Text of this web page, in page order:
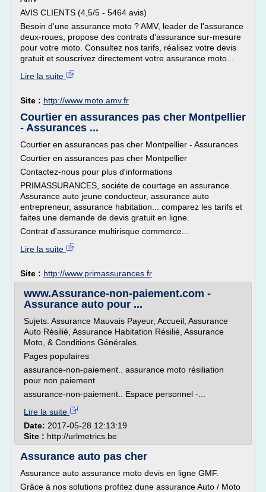
AVIS CLIENTS (4,5/5 - 5464 avis)
Besoin d'une assurance moto ? AMV, leader de l'assurance
deux-roues, propose des contrats d'assurance sur-mesure
pour votre moto. Consultez nos tarifs, réalisez votre devis
gratuit et souscrivez directement votre assurance moto...
Lire la suite
Site : http://www.moto.amv.fr
Courtier en assurances pas cher Montpellier
- Assurances ...
Courtier en assurances pas cher Montpellier - Assurances
Courtier en assurances pas cher Montpellier
Contactez-nous pour plus d'informations
PRIMASSURANCES, sociéte de courtage en assurance.
Assurance auto jeune conducteur, assurance auto
entrepreneur, assurance habitation... comparez les tarifs et
faites une demande de devis gratuit en ligne.
Contrat d'assurance multirisque commerce...
Lire la suite
Site : http://www.primassurances.fr
www.Assurance-non-paiement.com -
Assurance auto pour ...
Sujets: Assurance Mauvais Payeur, Accueil, Assurance
Auto Résilié, Assurance Habitation Résilié, Assurance
Moto, & Conditions Générales.
Pages populaires
assurance-non-paiement.. assurance moto résiliation
pour non paiement
assurance-non-paiement.. Espace personnel -...
Lire la suite
Date: 2017-05-28 12:13:19
Site : http://urlmetrics.be
Assurance auto pas cher
Assurance auto assurance moto devis en ligne GMF.
Grâce à nos solutions profitez dune assurance Auto / Moto